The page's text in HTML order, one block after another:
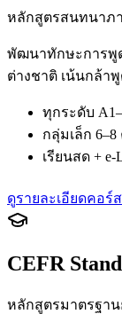
หลักสูตรสนทนาภ
พัฒนาทักษะการพู
ต่างชาติ เน้นกล้า
ทุกระดับ
กลุ่มเล็ก
เรียนสด + e-
ดูรายละเอียดคอร์ส
CEFR
หลักสูตรมาตรฐาน